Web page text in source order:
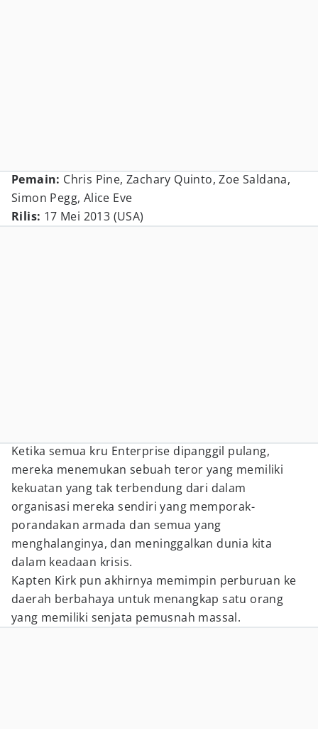
Pemain: Chris Pine, Zachary Quinto, Zoe Saldana,
Simon Pegg, Alice Eve
Rilis: 17 Mei 2013 (USA)
Ketika semua kru Enterprise dipanggil pulang,
mereka menemukan sebuah teror yang memiliki
kekuatan yang tak terbendung dari dalam
organisasi mereka sendiri yang memporak-
porandakan armada dan semua yang
menghalanginya, dan meninggalkan dunia kita
dalam keadaan krisis.
Kapten Kirk pun akhirnya memimpin perburuan ke
daerah berbahaya untuk menangkap satu orang
yang memiliki senjata pemusnah massal.